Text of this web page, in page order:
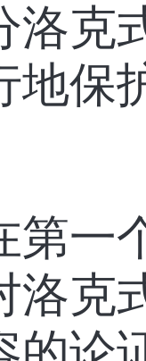
洛克
地保
第一
洛克